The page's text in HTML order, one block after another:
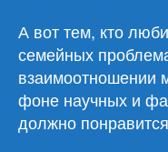
А вот тем, кто
семейных
взаимоотношении
фоне научных и
должно